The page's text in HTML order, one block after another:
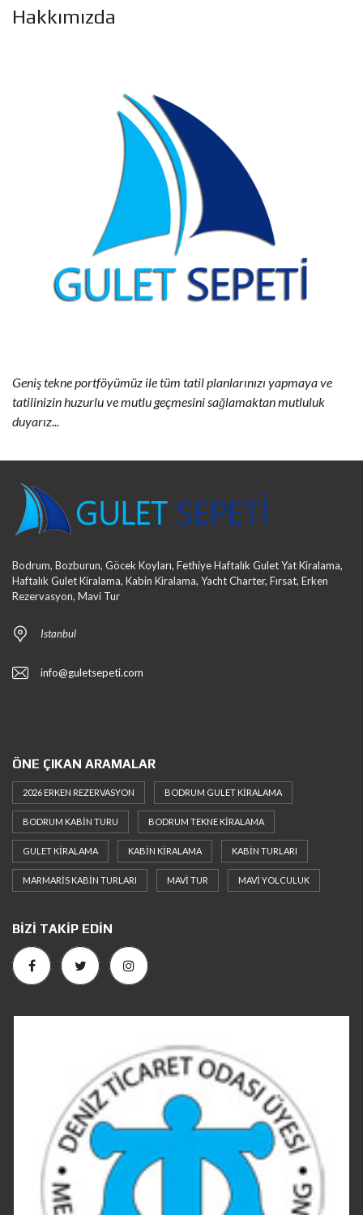
Hakkımızda
Geniş tekne portföyümüz ile tüm tatil planlarınızı yapmaya ve
tatilinizin huzurlu ve mutlu geçmesini sağlamaktan mutluluk
duyarız...
Bodrum, Bozburun, Göcek Koyları, Fethiye Haftalık Gulet Yat Kiralama,
Haftalık Gulet Kiralama, Kabin Kiralama, Yacht Charter, Fırsat, Erken
Rezervasyon, Mavi Tur
Istanbul
info@guletsepeti.com
ÖNE ÇIKAN ARAMALAR
2026 ERKEN REZERVASYON BODRUM GULET KIRALAMA
BODRUM KABIN TURU BODRUM TEKNE KIRALAMA
GULET KIRALAMA KABIN KIRALAMA KABIN TURLARI
MARMARIS KABIN TURLARI MAVI TUR MAVI YOLCULUK
BIZI TAKIP EDIN